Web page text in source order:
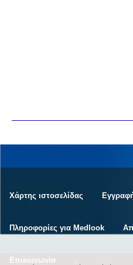
Χάρτης ιστοσελίδας
Πληροφορίες για Medlook
Επικοινωνία .